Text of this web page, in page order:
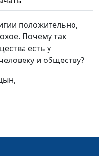
Синицын,
Синицын,
положительно,
Почему так
есть у
и обществу?